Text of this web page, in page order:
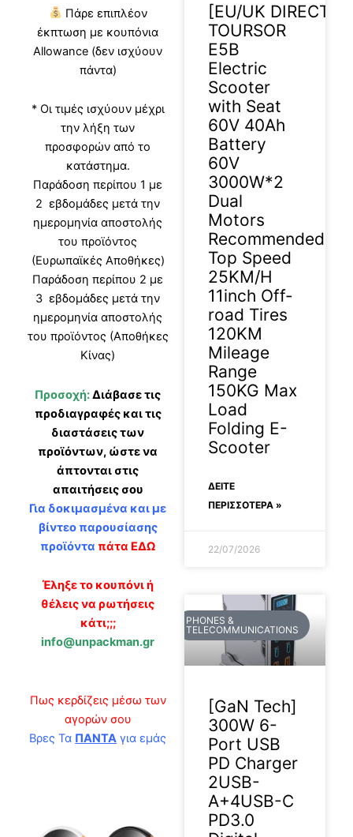
Πάρε επιπλέον
έκπτωση με κουπόνια
Allowance (δεν ισχύουν
πάντα)
* Οι τιμές ισχύουν μέχρι
την λήξη των
προσφορών από το
κατάστημα.
Παράδοση περίπου 1 με
2 εβδομάδες μετά την
ημερομηνία αποστολής
του προϊόντος
(Ευρωπαϊκές Αποθήκες)
Παράδοση περίπου 2 με
3 εβδομάδες μετά την
ημερομηνία αποστολής
του προϊόντος (Αποθήκες
Κίνας)
Προσοχή:Διάβασε τις
προδιαγραφές και τις
διαστάσεις των
προϊόντων, ώστε να
άπτονται στις
απαιτήσεις σου
Για δοκιμασμένα και με
βίντεο παρουσίασης
προϊόντα πάτα ΕΔΩ
Έληξε το κουπόνι ή
θέλεις να ρωτήσεις
κάτι;;;
info@unpackman.gr
Πως κερδίζεις μέσω των
αγορών σου
Βρες Τα ΠΑΝΤΑ για εμάς
[EU/UK DIRECT]
TOURSOR
E5B
Electric
Scooter
with Seat
60V 40Ah
Battery
60V
3000W*2
Dual
Motors
Recommended
Top Speed
25KM/H
11inch Off-
road Tires
120KM
Mileage
Range
150KG Max
Load
Folding E-
Scooter
ΔΕΊΤΕ
ΠΕΡΙΣΣΟΤΕΡΑ »
22/07/2026
PHONES &
TELECOMMUNICATIONS
[GaN Tech]
300W 6-
Port USB
PD Charger
2USB-
A+4USB-C
PD3.0